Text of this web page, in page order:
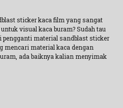
sticker kaca film yang sangat
visual kaca buram? Sudah tau
pengganti material sandblast sticker
mencari material kaca dengan
ada baiknya kalian menyimak